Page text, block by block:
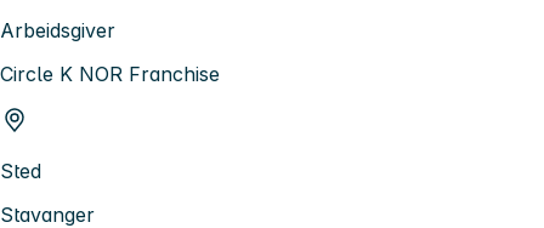
Arbeidsgiver
Circle K NOR Franchise
Sted
Stavanger